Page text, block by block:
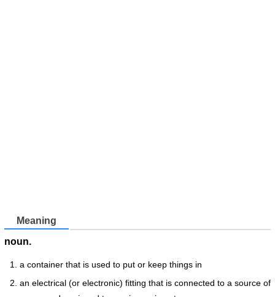
Meaning
noun.
a container that is used to put or keep things in
an electrical (or electronic) fitting that is connected to a source of